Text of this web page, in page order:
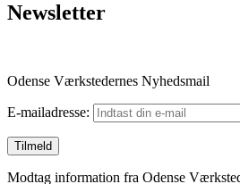
Newsletter
Odense Værkstedernes Nyhedsmail
E-mailadresse:
Modtag information fra Odense